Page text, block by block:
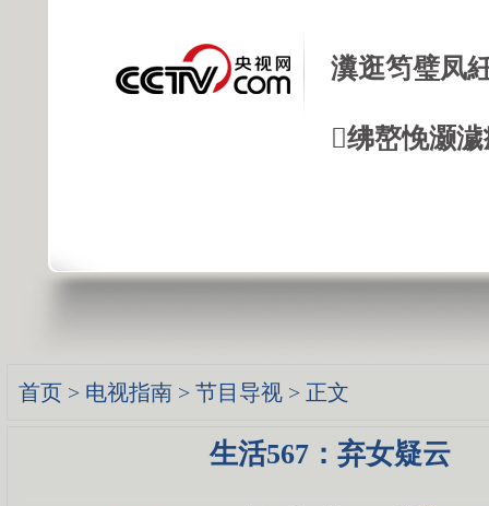
瀵逛笉璧凤
绋嶅悗灏
首页 > 电视指南 > 节目导视 > 正文
生活567：弃女疑云